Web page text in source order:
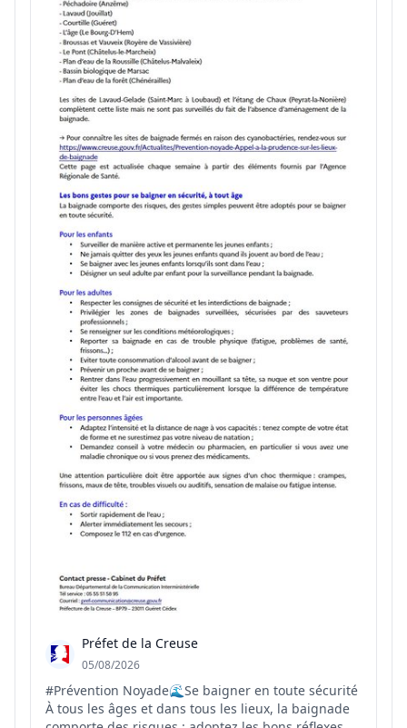
Préfet de la Creuse
05/08/2026
#Prévention Noyade🌊Se baigner en toute sécurité
À tous les âges et dans tous les lieux, la baignade